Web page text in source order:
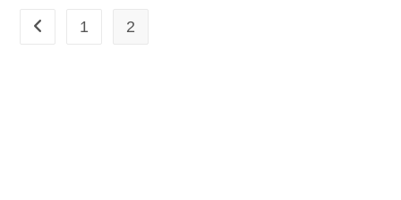
Go to the previous page
1 2